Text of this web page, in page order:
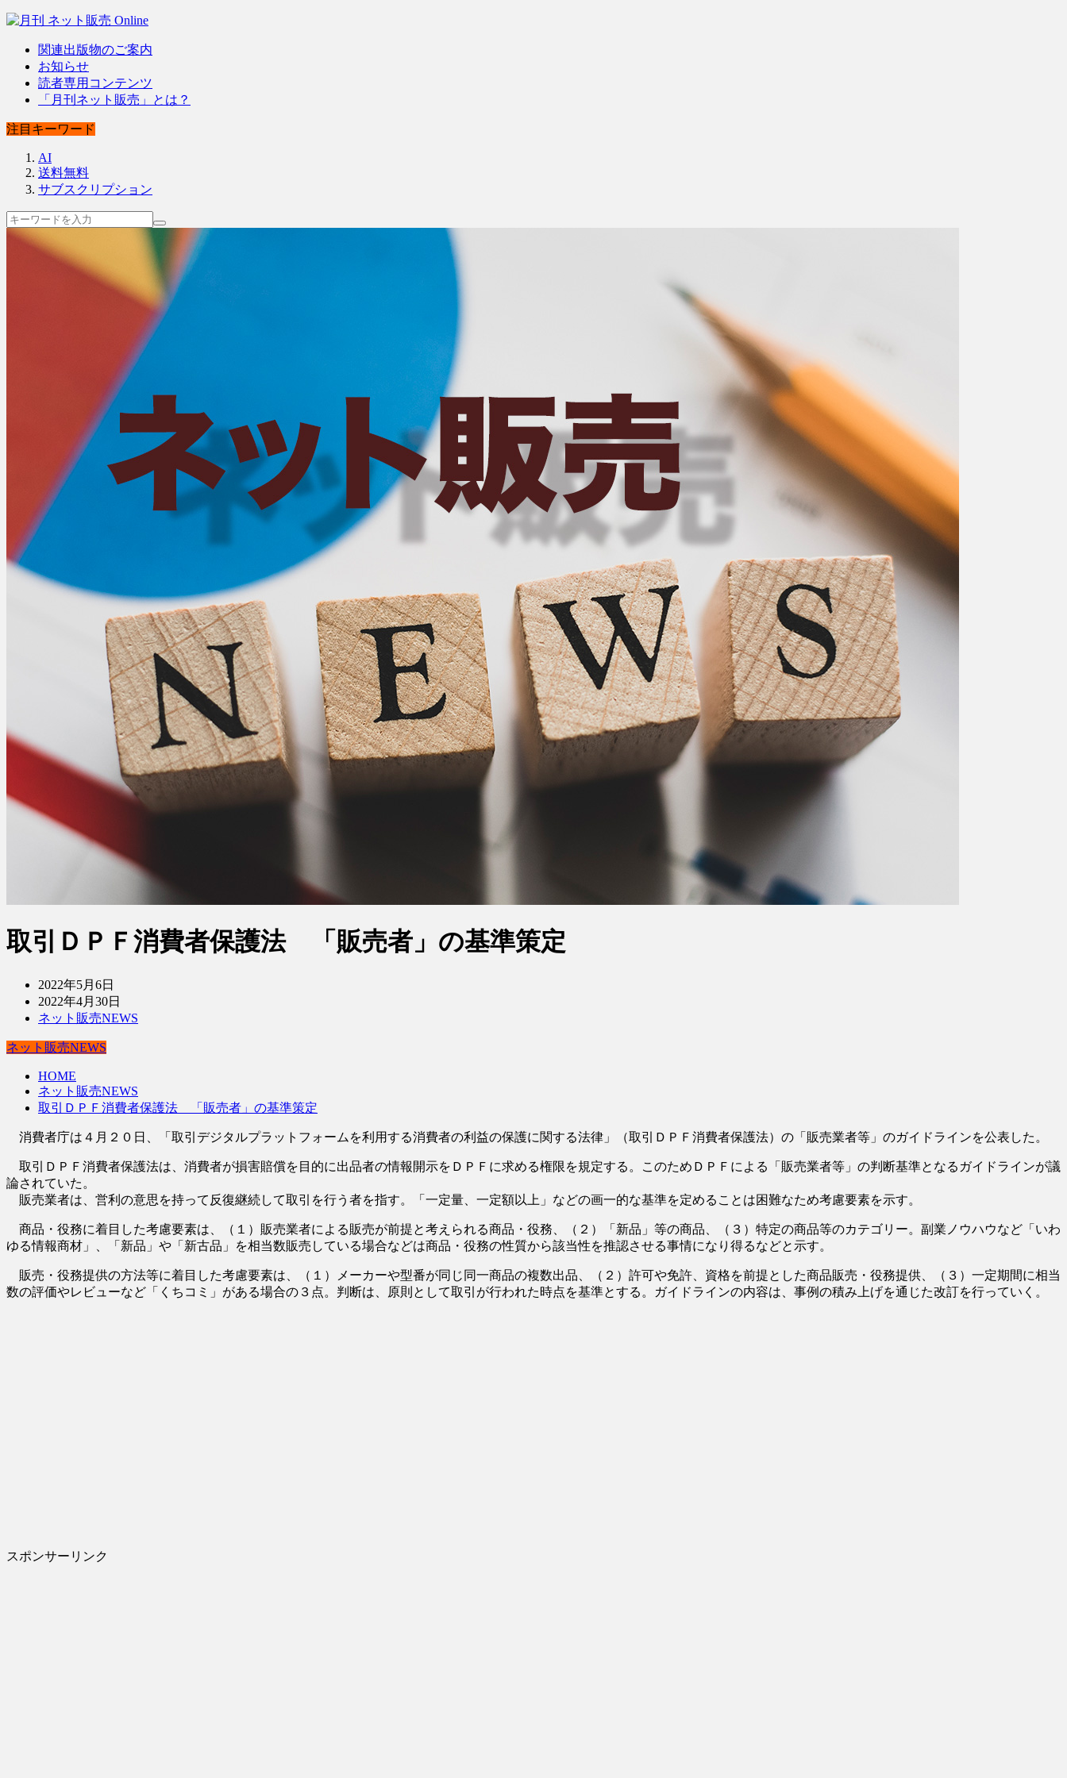
関連出版物のご案内
お知らせ
読者専用コンテンツ
「月刊ネット販売」とは？
注目キーワード
AI
送料無料
サブスクリプション
取引ＤＰＦ消費者保護法 「販売者」の基準策定
2022年5月6日
2022年4月30日
ネット販売NEWS
ネット販売NEWS
HOME
ネット販売NEWS
取引ＤＰＦ消費者保護法 「販売者」の基準策定
消費者庁は４月２０日、「取引デジタルプラットフォームを利用する消費者の利益の保護に関する法律」（取引ＤＰＦ消費者保護法）の「販売業者等」のガイドラインを公表した。
取引ＤＰＦ消費者保護法は、消費者が損害賠償を目的に出品者の情報開示をＤＰＦに求める権限を規定する。このためＤＰＦによる「販売業者等」の判断基準となるガイドラインが議
論されていた。
販売業者は、営利の意思を持って反復継続して取引を行う者を指す。「一定量、一定額以上」などの画一的な基準を定めることは困難なため考慮要素を示す。
商品・役務に着目した考慮要素は、（１）販売業者による販売が前提と考えられる商品・役務、（２）「新品」等の商品、（３）特定の商品等のカテゴリー。副業ノウハウなど「いわ
ゆる情報商材」、「新品」や「新古品」を相当数販売している場合などは商品・役務の性質から該当性を推認させる事情になり得るなどと示す。
販売・役務提供の方法等に着目した考慮要素は、（１）メーカーや型番が同じ同一商品の複数出品、（２）許可や免許、資格を前提とした商品販売・役務提供、（３）一定期間に相当
数の評価やレビューなど「くちコミ」がある場合の３点。判断は、原則として取引が行われた時点を基準とする。ガイドラインの内容は、事例の積み上げを通じた改訂を行っていく。
スポンサーリンク